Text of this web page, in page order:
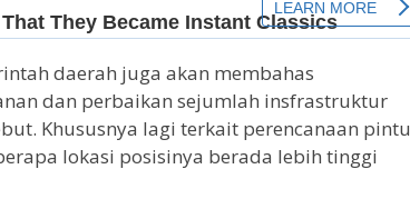
daerah juga akan membahas
dan perbaikan sejumlah insfrastruktur
Khususnya lagi terkait perencanaan pintu
lokasi posisinya berada lebih tinggi